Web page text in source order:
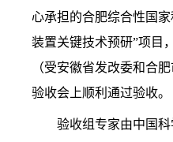
心承担的合肥综合性国
装置关键技术预研”项目
（受安徽省发改委和合
验收会上顺利通过验收。
验收组专家由中国